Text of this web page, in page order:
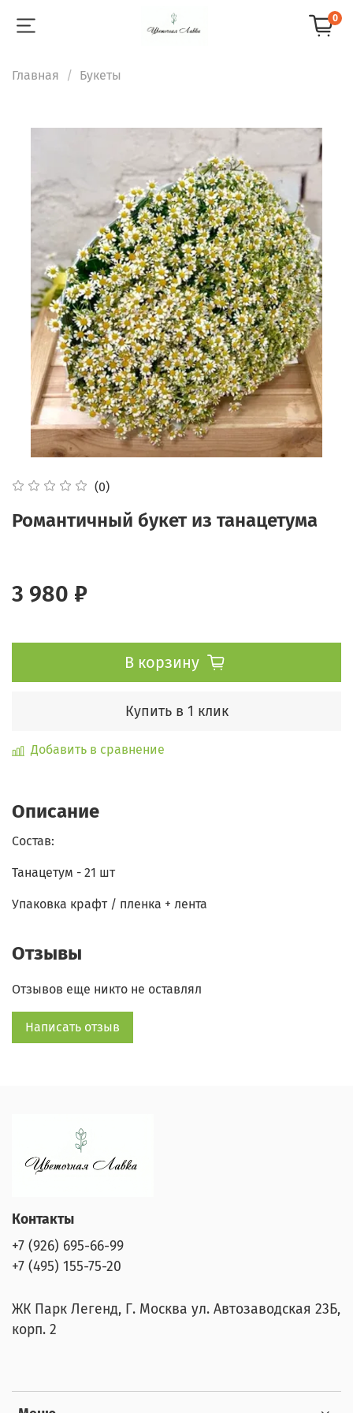
0
Главная Букеты
(0)
Романтичный букет из танацетума
3 980 ₽
В корзину
Купить в 1 клик
Добавить в сравнение
Описание
Состав:
Танацетум - 21 шт
Упаковка крафт / пленка + лента
Отзывы
Отзывов еще никто не оставлял
Написать отзыв
Контакты
+7 (926) 695-66-99
+7 (495) 155-75-20
ЖК Парк Легенд, Г. Москва ул. Автозаводская 23Б,
корп. 2